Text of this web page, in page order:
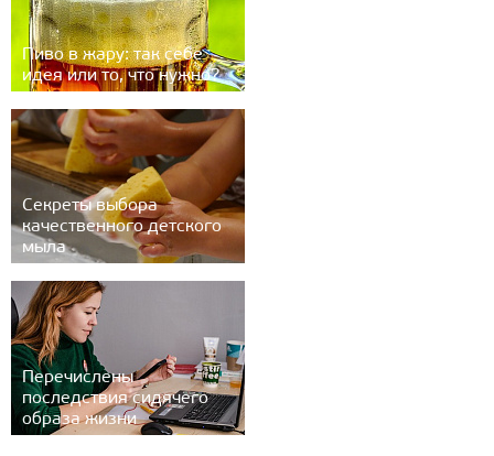
Пиво в жару: так себе
идея или то, что нужно?
Секреты выбора
качественного детского
мыла
Перечислены
последствия сидячего
образа жизни